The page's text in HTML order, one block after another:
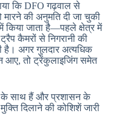
कि DFO गढ़वाल से
की अनुमति दी जा चुकी
किया जाता है—पहले क्षेत्र में
कैमरों से निगरानी की
है। अगर गुलदार अत्यधिक
आए, तो ट्रेंकुलाइजिंग समेत
के साथ हैं और प्रशासन के
दिलाने की कोशिशें जारी